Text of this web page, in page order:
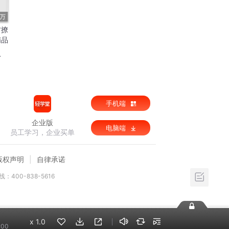
x 1.0
企业版
员工学习，企业买单
手机端
电脑端
权声明 自律承诺
：400-838-5616